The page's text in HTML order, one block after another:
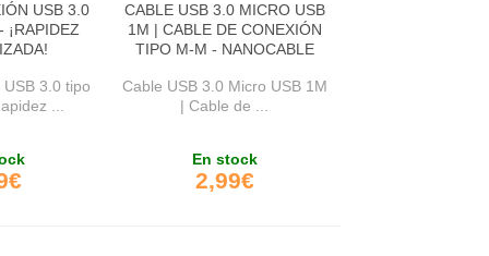
USB 3.0
¡RAPIDEZ
3.0 tipo
...
CABLE USB 3.0 MICRO USB
1M | CABLE DE CONEXIÓN
TIPO M-M - NANOCABLE
Cable USB 3.0 Micro USB 1M
| Cable de ...
En stock
2,99€